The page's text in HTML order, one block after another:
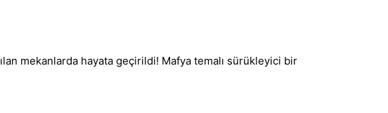
mekanlarda hayata geçirildi! Mafya temalı sürükleyici bir